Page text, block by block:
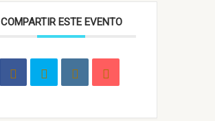
COMPARTIR ESTE EVENTO